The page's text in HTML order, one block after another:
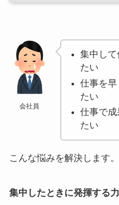
会社員
集中して
たい
仕事を早
たい
仕事で成
たい
こんな悩みを解決します。
集中したときに発揮する力